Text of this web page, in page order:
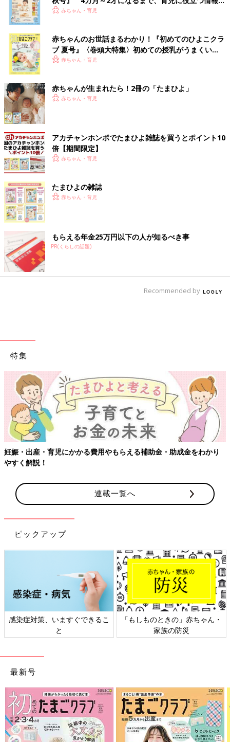
いっぱい！
赤ちゃん・育児
赤ちゃんのお世話まるわかり！『初めてのひよこクラ
ブ 夏号』〈巻頭大特集〉初めての授乳がうまくい
く！ おっぱい・ミルクの基本と夏のトラブル 解決テ
赤ちゃん・育児
赤ちゃんが生まれたら！2冊の「たまひよ」
赤ちゃん・育児
アカチャンホンポでたまひよ雑誌を買うとポイント10
倍【期間限定】
赤ちゃん・育児
たまひよの雑誌
赤ちゃん・育児
もらえる年金25万円以下の人が知るべき事
PR(くらしの話題)
Recommended by
特集
妊娠・出産・育児にかかる費用やもらえる補助金・助成金をわかり
やすく解説！
連載一覧へ
ピックアップ
感染症対策、いますぐできるこ
と
「もしものときの」赤ちゃん・
家族の防災
最新号